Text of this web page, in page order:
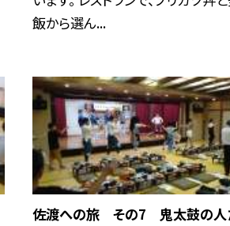
飯から選ん...
佐渡への旅 その7 鬼太鼓の人